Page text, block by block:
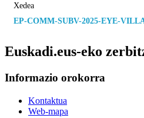
Xedea
EP-COMM-SUBV-2025-EYE-
Euskadi.eus-eko
Informazio orokorra
Kontaktua
Web-mapa